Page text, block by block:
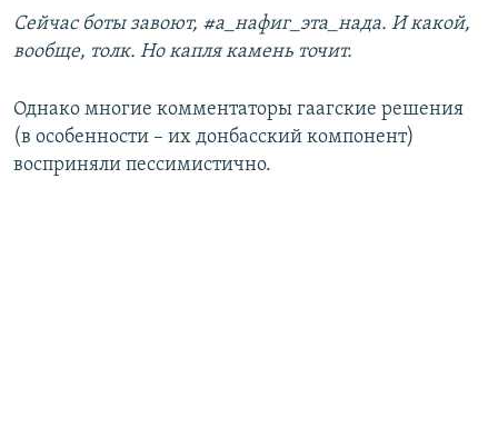
Сейчас боты завоют, #а_нафиг_эта_нада. И какой,
вообще, толк. Но капля камень точит.
Однако многие комментаторы гаагские решения
(в особенности – их донбасский компонент)
восприняли пессимистично.